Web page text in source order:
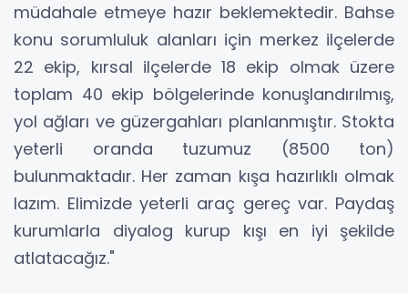
müdahale etmeye hazır beklemektedir. Bahse
konu sorumluluk alanları için merkez ilçelerde
22 ekip, kırsal ilçelerde 18 ekip olmak üzere
toplam 40 ekip bölgelerinde konuşlandırılmış,
yol ağları ve güzergahları planlanmıştır. Stokta
yeterli oranda tuzumuz (8500 ton)
bulunmaktadır. Her zaman kışa hazırlıklı olmak
lazım. Elimizde yeterli araç gereç var. Paydaş
kurumlarla diyalog kurup kışı en iyi şekilde
atlatacağız."